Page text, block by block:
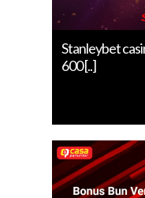
Stanleybet
600 [..]